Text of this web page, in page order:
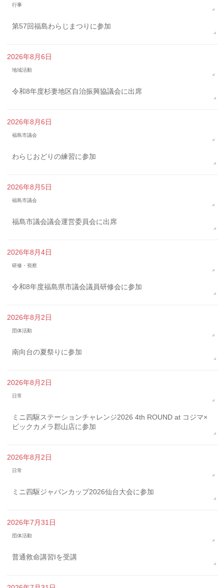
行事
第57回福島わらじまつりに参加
2026年8月6日
地域活動
令和8年度杉妻地区自治振興協議会に出席
2026年8月6日
福島市議会
わらじおどりの練習に参加
2026年8月5日
福島市議会
福島市議会議会運営委員会に出席
2026年8月4日
研修・視察
令和8年度福島県市議会議員研修会に参加
2026年8月2日
団体活動
南向台の夏祭りに参加
2026年8月2日
日常
ミニ四駆ステーションチャレンジ2026 4th ROUND at コジマ×
ビックカメラ郡山店に参加
2026年8月2日
日常
ミニ四駆ジャパンカップ2026仙台大会に参加
2026年7月31日
団体活動
普通救命講習Iを受講